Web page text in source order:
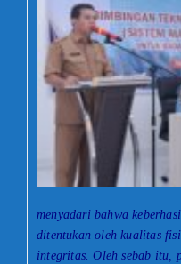
menyadari bahwa
ditentukan oleh kualitas
integritas. Oleh sebab itu,